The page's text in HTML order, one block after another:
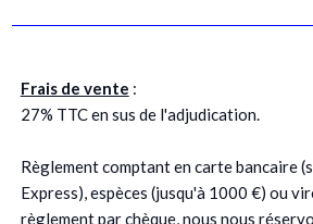
Frais de vente :
27% TTC en sus de l'adjudication.
Règlement comptant en carte bancaire
Express), espèces (jusqu'à 1000 €) ou
règlement par chèque, nous nous